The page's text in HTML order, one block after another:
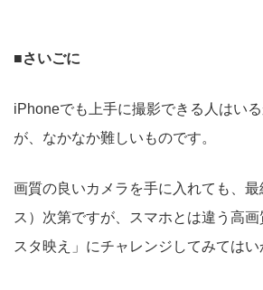
■さいごに
iPhoneでも上手に撮影できる人はい
が、なかなか難しいものです。
画質の良いカメラを手に入れても、
ス）次第ですが、スマホとは違う高
スタ映え」にチャレンジしてみてはい